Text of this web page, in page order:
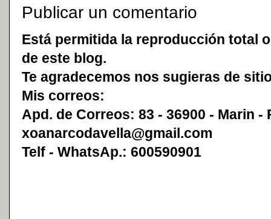
Publicar un comentario
Está permitida la reproducción total
de este blog.
Te agradecemos nos sugieras de
Mis correos:
Apd. de Correos: 83 - 36900 - Marin -
xoanarcodavella@gmail.com
Telf - WhatsAp.: 600590901